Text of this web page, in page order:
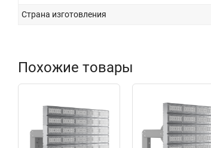
Страна изготовления
Похожие товары